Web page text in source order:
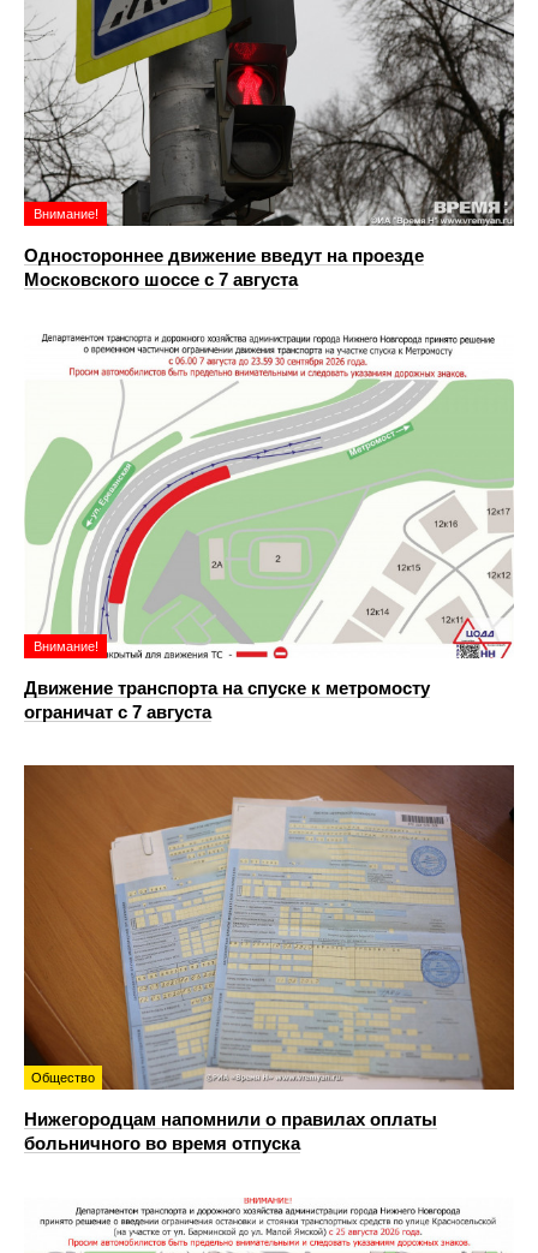
Внимание!
Одностороннее движение введут на проезде
Московского шоссе с 7 августа
Внимание!
Движение транспорта на спуске к метромосту
ограничат с 7 августа
Общество
Нижегородцам напомнили о правилах оплаты
больничного во время отпуска